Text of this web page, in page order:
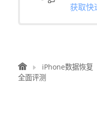
获取快
iPhone数据恢复
全面评测